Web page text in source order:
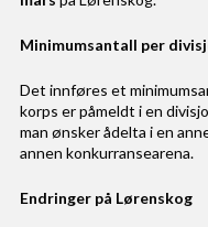
Minimumsantall per
Det innføres et
korps er påmeldt i en
man ønsker ådelta i en
annen konkurransearena.
Endringer på Lørenskog